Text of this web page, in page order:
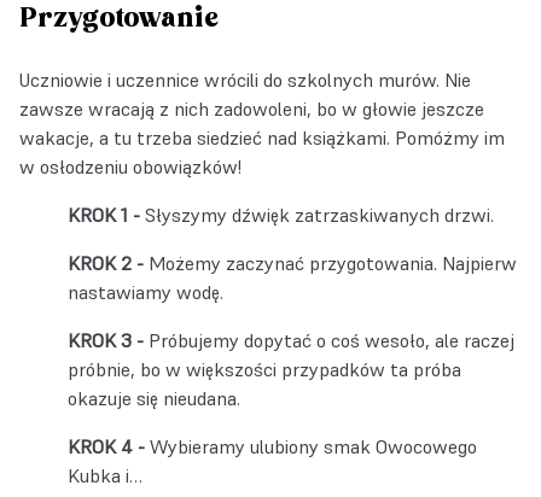
Przygotowanie
Uczniowie i uczennice wrócili do szkolnych murów. Nie
zawsze wracają z nich zadowoleni, bo w głowie jeszcze
wakacje, a tu trzeba siedzieć nad książkami. Pomóżmy im
w osłodzeniu obowiązków!
Słyszymy dźwięk zatrzaskiwanych drzwi.
Możemy zaczynać przygotowania. Najpierw
nastawiamy wodę.
Próbujemy dopytać o coś wesoło, ale raczej
próbnie, bo w większości przypadków ta próba
okazuje się nieudana.
Wybieramy ulubiony smak Owocowego
Kubka i…